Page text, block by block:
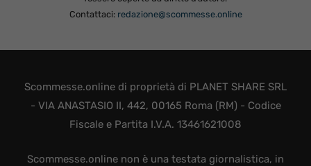
Contattaci: redazione@scommesse.online
Scommesse.online di proprietà di PLANET SHARE SRL
- VIA ANASTASIO II, 442, 00165 Roma (RM) - Codice
Fiscale e Partita I.V.A. 13461621008
Scommesse.online non è una testata giornalistica, in